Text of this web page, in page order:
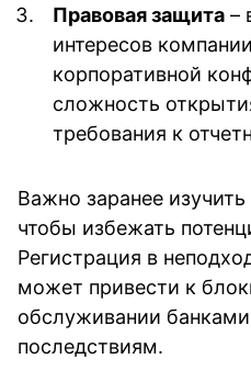
Правовая защита –
интересов
корпоративной
сложность
требования к
Важно заранее
чтобы избежать
Регистрация в
может привести к
обслуживании
последствиям.